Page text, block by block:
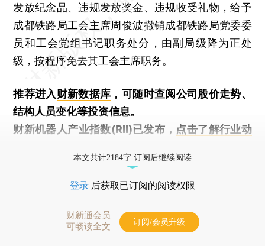
发放纪念品、违规发放奖金、违规收受礼物，给予
成都铁路局工会主席周俊波撤销成都铁路局党委委
员和工会党组书记职务处分，由副局级降为正处
级，按程序免去其工会主席职务。
推荐进入财新数据库 ，可随时查阅公司股价走势、
结构人员变化等投资信息。
财新机器人产业指数(RII)已发布， 点击了解行业动
本文共计2184字 订阅后继续阅读
登录 后获取已订阅的阅读权限
财新通会员
可畅读全文
订阅/会员升级